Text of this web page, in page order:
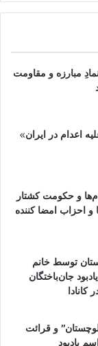
مبارزه و مقاومت
اعدام در ایران»
و حکومت کشتار
و احزاب امضا کننده
توسط خانم
جان‌باختگان
و قرائت
یادبود